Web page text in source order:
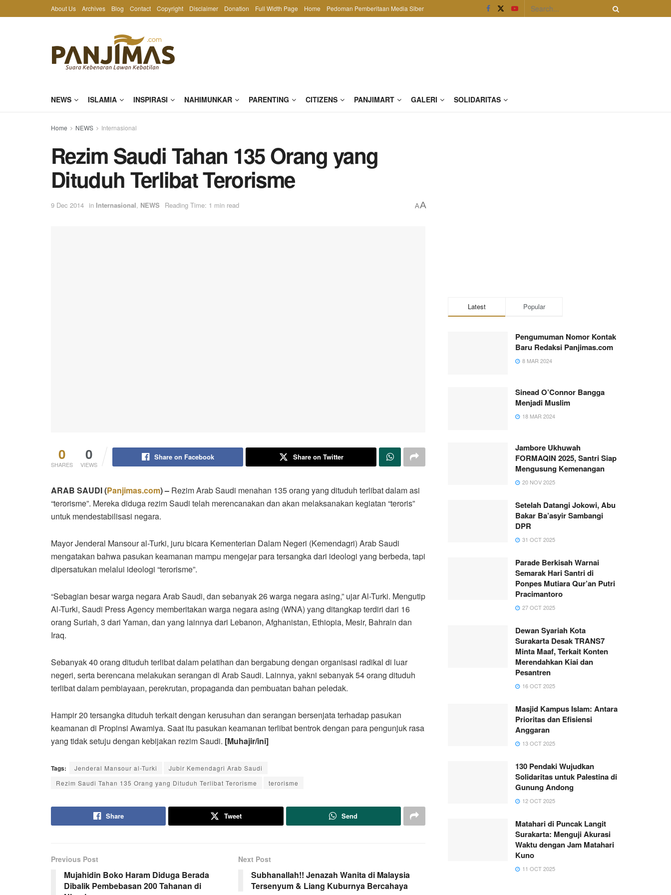
About Us Archives Blog Contact Copyright Disclaimer Donation Full Width Page Home Pedoman Pemberitaan Media Siber
NEWS ISLAMIA INSPIRASI NAHIMUNKAR PARENTING CITIZENS PANJIMART GALERI SOLIDARITAS
Home NEWS Internasional
Rezim Saudi Tahan 135 Orang yang
Dituduh Terlibat Terorisme
9 Dec 2014 in Internasional, NEWS Reading Time: 1 min read AA
0
SHARES
0
VIEWS
Share on Facebook Share on Twitter
ARAB SAUDI (Panjimas.com) – Rezim Arab Saudi menahan 135 orang yang dituduh terlibat dalam asi
“terorisme”. Mereka diduga rezim Saudi telah merencanakan dan akan melaksanakan kegiatan “teroris”
untuk mendestabilisasi negara.
Mayor Jenderal Mansour al-Turki, juru bicara Kementerian Dalam Negeri (Kemendagri) Arab Saudi
mengatakan bahwa pasukan keamanan mampu mengejar para tersangka dari ideologi yang berbeda, tapi
dipersatukan melalui ideologi “terorisme”.
“Sebagian besar warga negara Arab Saudi, dan sebanyak 26 warga negara asing,” ujar Al-Turki. Mengutip
Al-Turki, Saudi Press Agency memberitakan warga negara asing (WNA) yang ditangkap terdiri dari 16
orang Suriah, 3 dari Yaman, dan yang lainnya dari Lebanon, Afghanistan, Ethiopia, Mesir, Bahrain dan
Iraq.
Sebanyak 40 orang dituduh terlibat dalam pelatihan dan bergabung dengan organisasi radikal di luar
negeri, serta berencana melakukan serangan di Arab Saudi. Lainnya, yakni sebanyak 54 orang dituduh
terlibat dalam pembiayaan, perekrutan, propaganda dan pembuatan bahan peledak.
Hampir 20 tersangka dituduh terkait dengan kerusuhan dan serangan bersenjata terhadap pasukan
keamanan di Propinsi Awamiya. Saat itu pasukan keamanan terlibat bentrok dengan para pengunjuk rasa
yang tidak setuju dengan kebijakan rezim Saudi. [Muhajir/ini]
Tags: Jenderal Mansour al-Turki
Jubir Kemendagri Arab Saudi
Rezim Saudi Tahan 135 Orang yang Dituduh Terlibat Terorisme
terorisme
Share Tweet Send
Previous Post
Mujahidin Boko Haram Diduga Berada
Dibalik Pembebasan 200 Tahanan di
Next Post
Subhanallah!! Jenazah Wanita di Malaysia
Tersenyum & Liang Kuburnya Bercahaya
Latest Popular
Pengumuman Nomor Kontak
Baru Redaksi Panjimas.com
8 MAR 2024
Sinead O’Connor Bangga
Menjadi Muslim
18 MAR 2024
Jambore Ukhuwah
FORMAQIN 2025, Santri Siap
Mengusung Kemenangan
20 NOV 2025
Setelah Datangi Jokowi, Abu
Bakar Ba’asyir Sambangi
DPR
31 OCT 2025
Parade Berkisah Warnai
Semarak Hari Santri di
Ponpes Mutiara Qur’an Putri
Pracimantoro
27 OCT 2025
Dewan Syariah Kota
Surakarta Desak TRANS7
Minta Maaf, Terkait Konten
Merendahkan Kiai dan
Pesantren
16 OCT 2025
Masjid Kampus Islam: Antara
Prioritas dan Efisiensi
Anggaran
13 OCT 2025
130 Pendaki Wujudkan
Solidaritas untuk Palestina di
Gunung Andong
12 OCT 2025
Matahari di Puncak Langit
Surakarta: Menguji Akurasi
Waktu dengan Jam Matahari
Kuno
11 OCT 2025